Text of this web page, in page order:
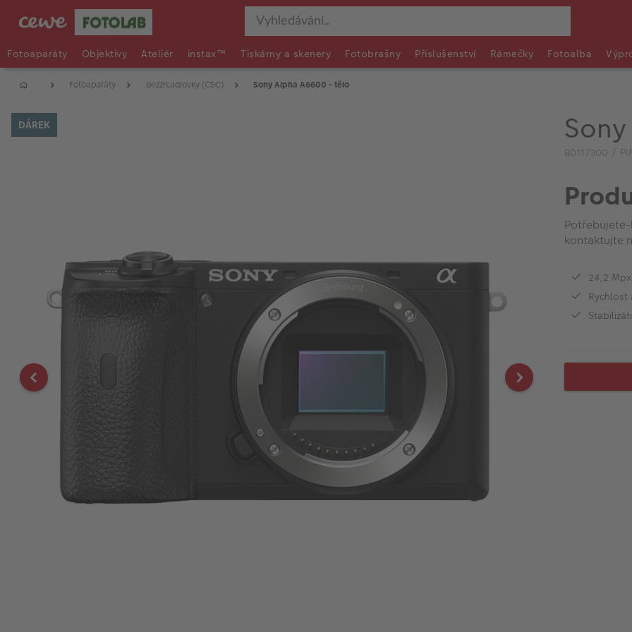
Fotoaparáty Objektivy Ateliér instax™ Tiskárny a skenery Fotobrašny Příslušenství Rámečky Fotoalba
Fotoaparáty Bezzrcadlovky (CSC) Sony Alpha A6600 - tělo
DÁREK
80117300 /
kontaktujte
24,2
Rychlost